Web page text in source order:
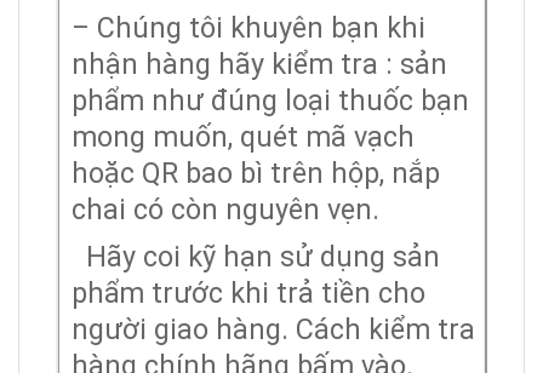
– Chúng tôi khuyên bạn khi
nhận hàng hãy kiểm tra : sản
phẩm như đúng loại thuốc bạn
mong muốn, quét mã vạch
hoặc QR bao bì trên hộp, nắp
chai có còn nguyên vẹn.
Hãy coi kỹ hạn sử dụng sản
phẩm trước khi trả tiền cho
người giao hàng. Cách kiểm tra
hàng chính hãng bấm vào.